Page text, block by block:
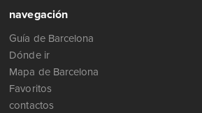
navegación
Guía de Barcelona
Dónde ir
Mapa de Barcelona
Favoritos
contactos